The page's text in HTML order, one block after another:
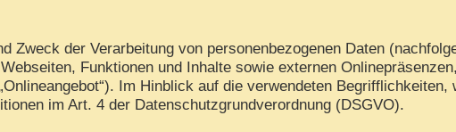
der Verarbeitung von personenbezogenen Daten
Funktionen und Inhalte sowie externen
Im Hinblick auf die verwendeten Begrifflichkeiten,
im Art. 4 der Datenschutzgrundverordnung (DSGVO).